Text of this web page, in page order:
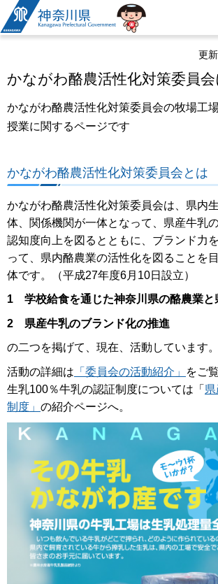
神奈川県
更
かながわ酪農活性化対策委員
かながわ酪農活性化対策委員会の牧場工
授業に関するページです
かながわ酪農活性化対策委員会とは
かながわ酪農活性化対策委員会は、県内
体、関係機関が一体となって、県産牛乳
認知度向上を図るとともに、ブランド力
って、県内酪農業の活性化を図ることを
体です。（平成27年度6月10日設立）
1 学校給食を通じた神奈川県の酪農業と
2 県産牛乳のブランド化の推進
の二つを掲げて、現在、活動しています。
活動の詳細は 「委員会の活動紹介」
をご
生乳100％牛乳の認証制度については「
制度」 の紹介ページへ。